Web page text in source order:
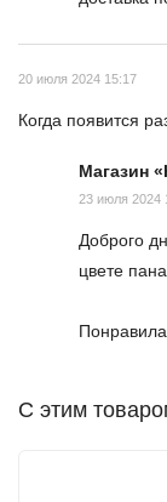
Верх - 50%
Подкладка 100%
Рекомендации
Ручная стирка
Сушка в
Сделано в Непале.
20 июля 2024 15:17
Когда появится
Магазин
23 июля 2024
Доброго
цвете
С этим